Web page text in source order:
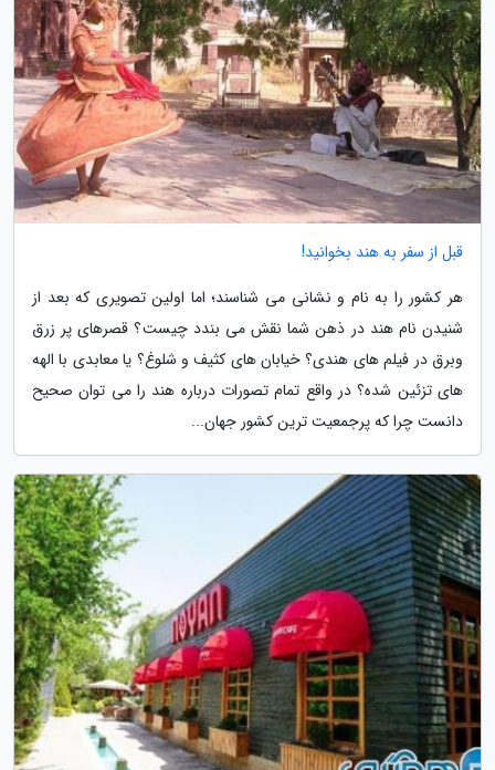
قبل از سفر به هند بخوانید!
هر کشور را به نام و نشانی می شناسند؛ اما اولین تصویری که بعد از
شنیدن نام هند در ذهن شما نقش می بندد چیست؟ قصرهای پر زرق
وبرق در فیلم های هندی؟ خیابان های کثیف و شلوغ؟ یا معابدی با الهه
های تزئین شده؟ در واقع تمام تصورات درباره هند را می توان صحیح
دانست چرا که پرجمعیت ترین کشور جهان...